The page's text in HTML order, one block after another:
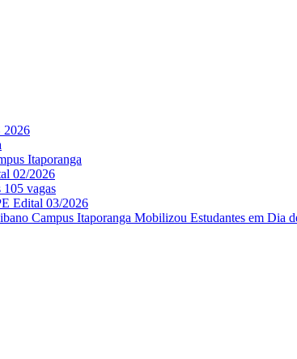
2026
Itaporanga
02/2026
vagas
Edital 03/2026
Campus Itaporanga Mobilizou Estudantes em Dia